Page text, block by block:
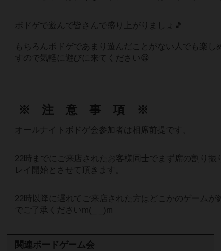
ボドゲで遊んで皆さんで盛り上がりましょ🎵
もちろんボドゲであまり遊んだことがない人でも楽し
すので気軽に遊びに来てください😀
※ 注 意 事 項 ※
オールナイトボドゲ会参加者は相席前提です。
22時までにご来店されたお客様同士でまず席の割り振
レイ開始とさせて頂きます。
22時以降に遅れてご来店された方はどこかのゲームが
でご了承くださいm(_ _)m
関連ボードゲーム会